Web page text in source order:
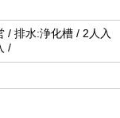
/ 排水:浄化槽 / 2人入
/